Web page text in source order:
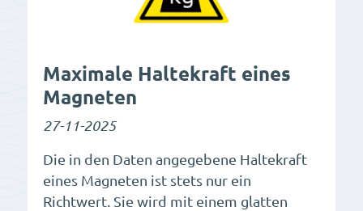
Maximale Haltekraft eines
Magneten
27-11-2025
Die in den Daten angegebene Haltekraft
eines Magneten ist stets nur ein
Richtwert. Sie wird mit einem glatten